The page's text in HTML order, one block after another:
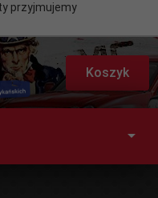
przyjmujemy
Koszyk